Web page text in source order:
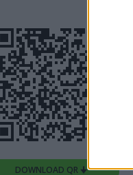
DOWNLOAD QR 🠋